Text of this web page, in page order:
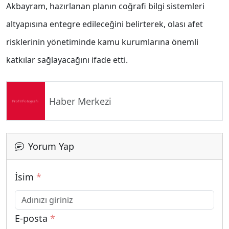
Akbayram, hazırlanan planın coğrafi bilgi sistemleri
altyapısına entegre edileceğini belirterek, olası afet
risklerinin yönetiminde kamu kurumlarına önemli
katkılar sağlayacağını ifade etti.
Haber Merkezi
Yorum Yap
İsim *
E-posta *